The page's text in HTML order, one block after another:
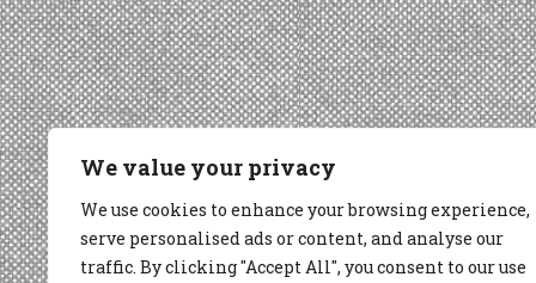
We value your privacy
We use cookies to enhance your browsing experience,
serve personalised ads or content, and analyse our
traffic. By clicking "Accept All", you consent to our use